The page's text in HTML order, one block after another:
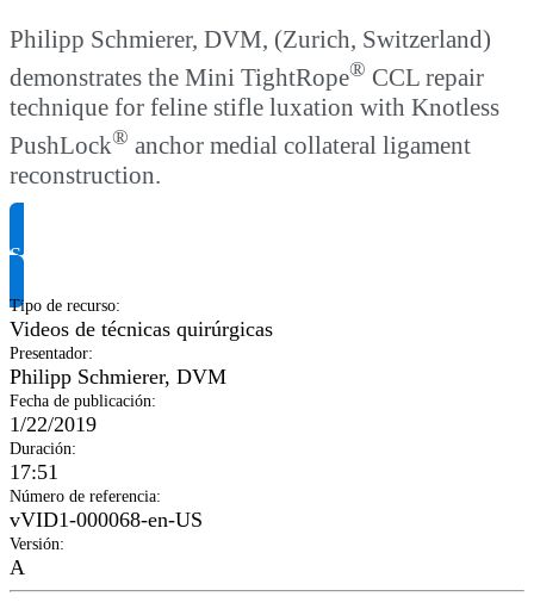
Philipp Schmierer, DVM, (Zurich, Switzerland)
demonstrates the Mini TightRope® CCL repair
technique for feline stifle luxation with Knotless
PushLock® anchor medial collateral ligament
reconstruction.
Solicitar información del producto
Tipo de recurso:
Videos de técnicas quirúrgicas
Presentador:
Philipp Schmierer, DVM
Fecha de publicación:
1/22/2019
Duración:
17:51
Número de referencia:
vVID1-000068-en-US
Versión:
A